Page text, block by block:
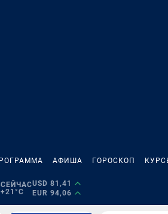
АФИША ГОРОСКОП
СЕЙЧАС
+21°C
USD 81,41
EUR 94,06